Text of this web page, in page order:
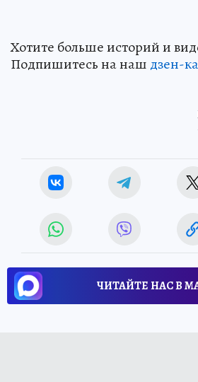
Хотите больше историй и
Подпишитесь на наш дзен-
ЧИТАЙТЕ НАС В